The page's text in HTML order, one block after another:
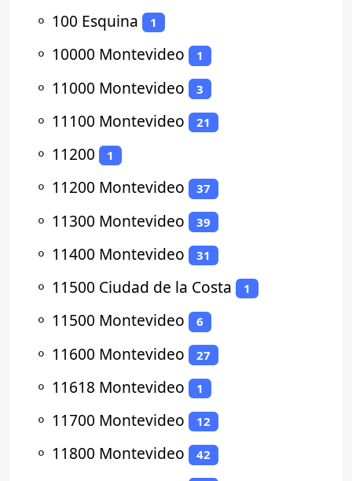
⚬ 100 Esquina 1
⚬ 10000 Montevideo 1
⚬ 11000 Montevideo 3
⚬ 11100 Montevideo 21
⚬ 11200 1
⚬ 11200 Montevideo 37
⚬ 11300 Montevideo 39
⚬ 11400 Montevideo 31
⚬ 11500 Ciudad de la Costa 1
⚬ 11500 Montevideo 6
⚬ 11600 Montevideo 27
⚬ 11618 Montevideo 1
⚬ 11700 Montevideo 12
⚬ 11800 Montevideo 42